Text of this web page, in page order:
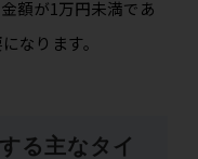
額が1万円未満であ
なります。
る主なタイ